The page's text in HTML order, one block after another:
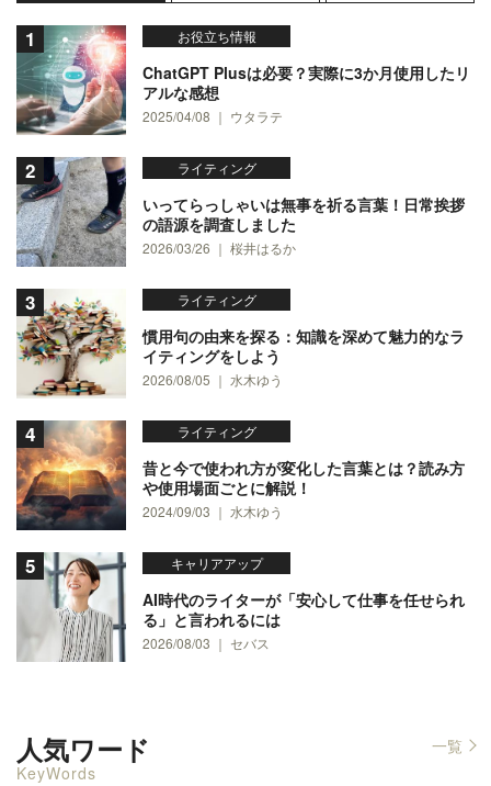
お役立ち情報
ChatGPT Plusは必要？実際に3か月使用したリ
アルな感想
2025/04/08 ｜ ウタラテ
ライティング
いってらっしゃいは無事を祈る言葉！日常挨拶
の語源を調査しました
2026/03/26 ｜ 桜井はるか
ライティング
慣用句の由来を探る：知識を深めて魅力的なラ
イティングをしよう
2026/08/05 ｜ 水木ゆう
ライティング
昔と今で使われ方が変化した言葉とは？読み方
や使用場面ごとに解説！
2024/09/03 ｜ 水木ゆう
キャリアアップ
AI時代のライターが「安心して仕事を任せられ
る」と言われるには
2026/08/03 ｜ セバス
人気ワード
KeyWords
一覧